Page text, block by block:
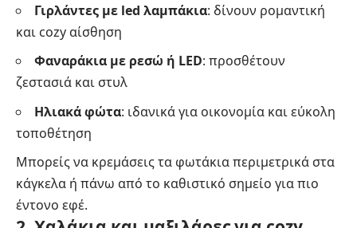
Γιρλάντες με led λαμπάκια: δίνουν ρομαντική
και cozy αίσθηση
Φαναράκια με ρεσώ ή LED: προσθέτουν
ζεστασιά και στυλ
Ηλιακά φώτα: ιδανικά για οικονομία και εύκολη
τοποθέτηση
Μπορείς να κρεμάσεις τα φωτάκια περιμετρικά στα
κάγκελα ή πάνω από το καθιστικό σημείο για πιο
έντονο εφέ.